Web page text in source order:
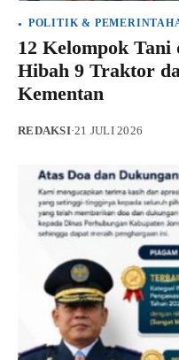
POLITIK &
12 Kelompok Tani
Hibah 9 Traktor
Kementan
REDAKSI·21 JULI 2026